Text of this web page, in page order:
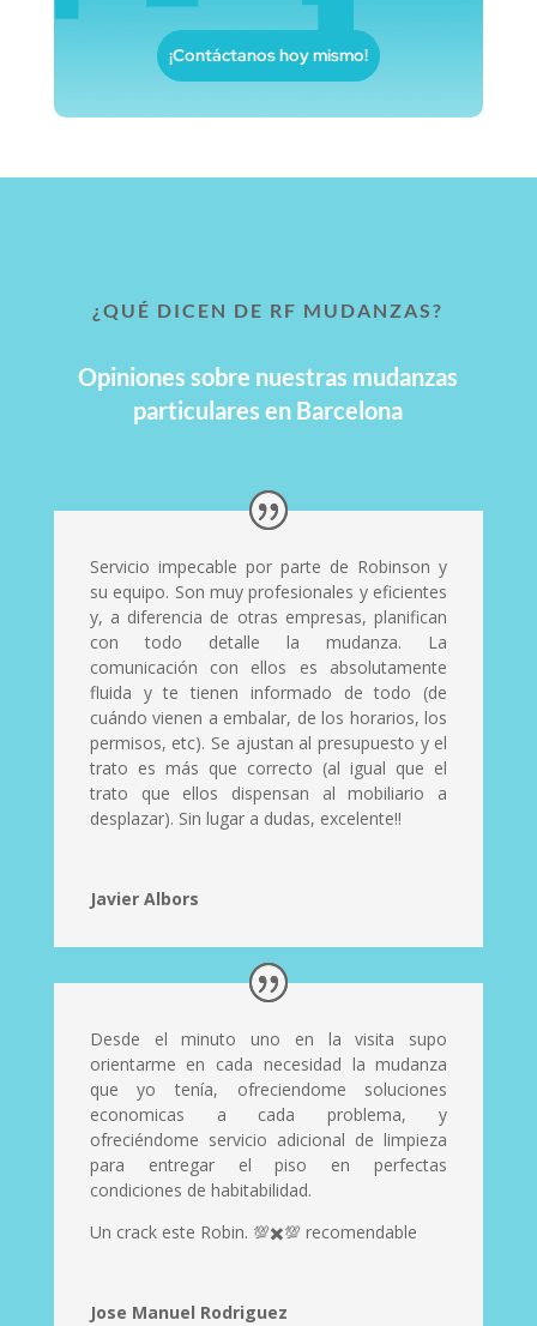
¡Contáctanos hoy mismo!
¿QUÉ DICEN DE RF MUDANZAS?
Opiniones sobre nuestras mudanzas
particulares en Barcelona
Servicio impecable por parte de Robinson y
su equipo. Son muy profesionales y eficientes
y, a diferencia de otras empresas, planifican
con todo detalle la mudanza. La
comunicación con ellos es absolutamente
fluida y te tienen informado de todo (de
cuándo vienen a embalar, de los horarios, los
permisos, etc). Se ajustan al presupuesto y el
trato es más que correcto (al igual que el
trato que ellos dispensan al mobiliario a
desplazar). Sin lugar a dudas, excelente!!
Javier Albors
Desde el minuto uno en la visita supo
orientarme en cada necesidad la mudanza
que yo tenía, ofreciendome soluciones
economicas a cada problema, y
ofreciéndome servicio adicional de limpieza
para entregar el piso en perfectas
condiciones de habitabilidad.
Un crack este Robin. 💯✖️💯 recomendable
Jose Manuel Rodriguez